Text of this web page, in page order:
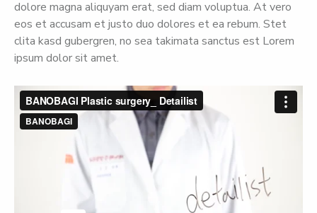
dolore magna aliquyam erat, sed diam voluptua. At vero
eos et accusam et justo duo dolores et ea rebum. Stet
clita kasd gubergren, no sea takimata sanctus est Lorem
ipsum dolor sit amet.